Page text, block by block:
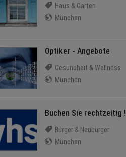
Haus & Garten
München
Optiker - Angebote
Gesundheit & Wellness
München
Buchen Sie rechtzeitig !
Bürger & Neubürger
München